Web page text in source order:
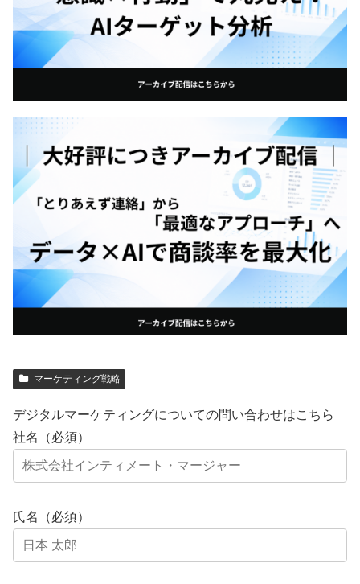
マーケティング戦略
デジタルマーケティングについての問い合わせはこちら
社名（必須）
氏名（必須）